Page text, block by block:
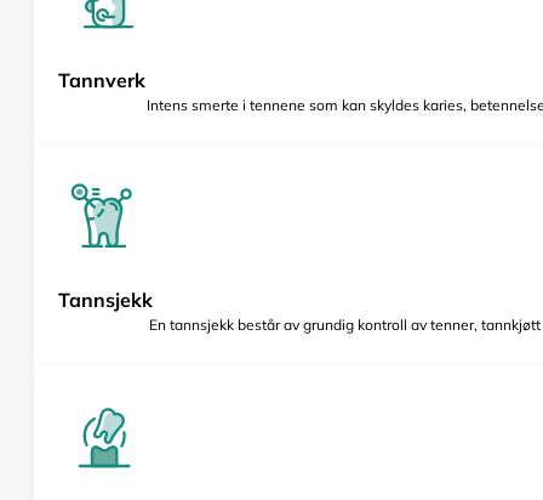
Tannverk
Intens smerte i tennene som kan skyldes karies,
Tannsjekk
En tannsjekk består av grundig kontroll av tenner,